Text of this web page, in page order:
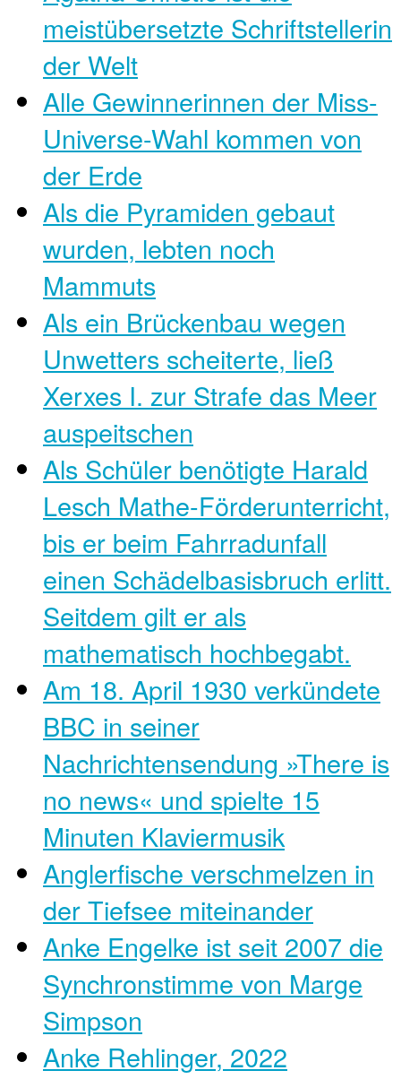
meistübersetzte Schriftstellerin
der Welt
Alle Gewinnerinnen der Miss-
Universe-Wahl kommen von
der Erde
Als die Pyramiden gebaut
wurden, lebten noch
Mammuts
Als ein Brückenbau wegen
Unwetters scheiterte, ließ
Xerxes I. zur Strafe das Meer
auspeitschen
Als Schüler benötigte Harald
Lesch Mathe-Förderunterricht,
bis er beim Fahrradunfall
einen Schädelbasisbruch erlitt.
Seitdem gilt er als
mathematisch hochbegabt.
Am 18. April 1930 verkündete
BBC in seiner
Nachrichtensendung »There is
no news« und spielte 15
Minuten Klaviermusik
Anglerfische verschmelzen in
der Tiefsee miteinander
Anke Engelke ist seit 2007 die
Synchronstimme von Marge
Simpson
Anke Rehlinger, 2022